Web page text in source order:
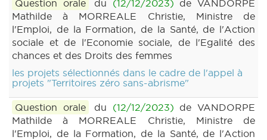
Question orale du (12/12/2023) de VANDORPE
Mathilde à MORREALE Christie, Ministre de
l'Emploi, de la Formation, de la Santé, de l'Action
sociale et de l'Economie sociale, de l'Egalité des
chances et des Droits des femmes
les projets sélectionnés dans le cadre de l'appel à
projets "Territoires zéro sans-abrisme"
Question orale du (12/12/2023) de VANDORPE
Mathilde à MORREALE Christie, Ministre de
l'Emploi, de la Formation, de la Santé, de l'Action